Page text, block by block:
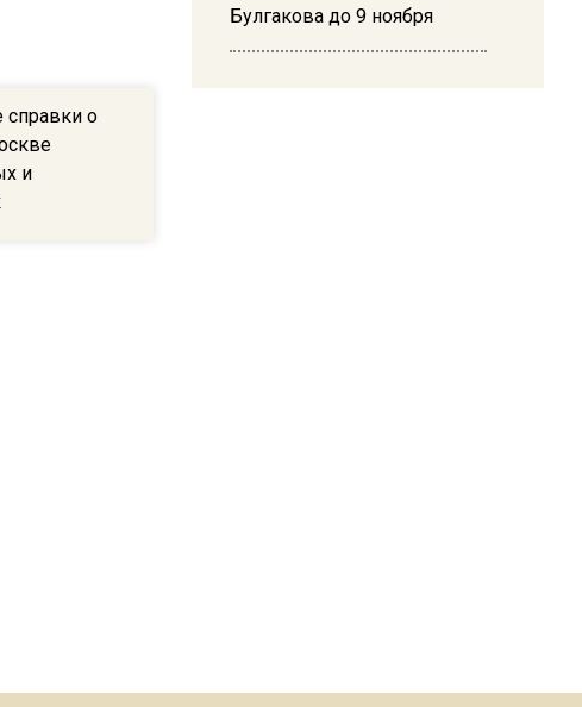
справки о
и
Булгакова до 9 ноября